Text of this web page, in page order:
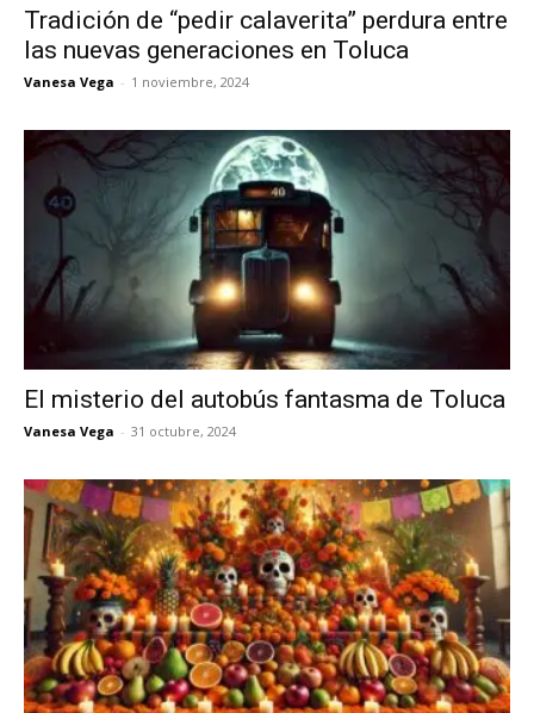
Tradición de “pedir calaverita” perdura entre
las nuevas generaciones en Toluca
Vanesa Vega - 1 noviembre, 2024
El misterio del autobús fantasma de Toluca
Vanesa Vega - 31 octubre, 2024